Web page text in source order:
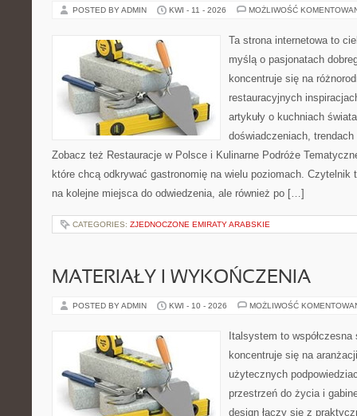
POSTED BY ADMIN KWI - 11 - 2026 MOŻLIWOŚĆ
Ta strona internetowa to
myślą o pasjonatach
koncentruje się na
restauracyjnych
artykuły o kuchniach
doświadczeniach,
Zobacz też Restauracje w Polsce i Kulinarne Podróże
które chcą odkrywać gastronomię na wielu poziomach. Czytelnik
na kolejne miejsca do odwiedzenia, ale również po […]
CATEGORIES: ZJEDNOCZONE EMIRATY ARABSKIE
MATERIAŁY I WYKOŃCZENIA
POSTED BY ADMIN KWI - 10 - 2026 MOŻLIWOŚĆ
Italsystem to
koncentruje się na
użytecznych
przestrzeń do życia i
design łączy się z